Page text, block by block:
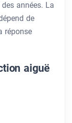
années. La
de
réponse
aiguë